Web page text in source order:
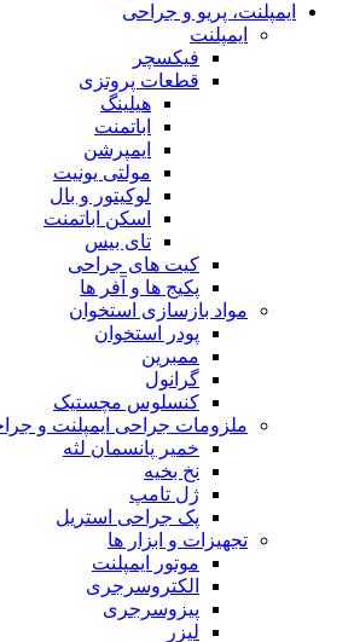
ایمپلنت، پریو و جراحی
ایمپلنت
فیکسچر
قطعات پروتزی
هیلینگ
اباتمنت
ایمپرشن
مولتی یونیت
لوکیتور و بال
اسکن اباتمنت
تای بیس
کیت های جراحی
پکیج ها و آفر ها
مواد بازسازی استخوان
پودر استخوان
ممبرین
گرانول
کنسلوس مچستیک
ملزومات جراحی ایمپلنت و
خمیر پانسمان لثه
نخ بخیه
ژل تامپ
پک جراحی استریل
تجهیزات و ابزار ها
موتور ایمپلنت
الکتروسرجری
پیزوسرجری
لیزر